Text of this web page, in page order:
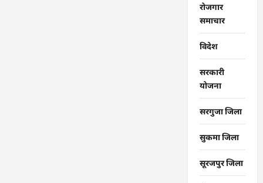
रोजगार
समाचार
विदेश
सरकारी
योजना
सरगुजा जिला
सुकमा जिला
सूरजपुर जिला